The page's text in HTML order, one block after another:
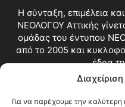
Για να παρέχουμε την καλύτερη
Η σύνταξη, επιμέλεια
ΝΕΟΛΟΓΟΥ Αττικής
ομάδας του έντυπου
από το 2005 και
έδρα
Επικοινωνία: